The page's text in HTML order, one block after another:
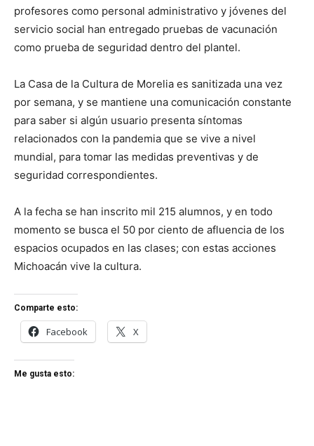
profesores como personal administrativo y jóvenes del
servicio social han entregado pruebas de vacunación
como prueba de seguridad dentro del plantel.
La Casa de la Cultura de Morelia es sanitizada una vez
por semana, y se mantiene una comunicación constante
para saber si algún usuario presenta síntomas
relacionados con la pandemia que se vive a nivel
mundial, para tomar las medidas preventivas y de
seguridad correspondientes.
A la fecha se han inscrito mil 215 alumnos, y en todo
momento se busca el 50 por ciento de afluencia de los
espacios ocupados en las clases; con estas acciones
Michoacán vive la cultura.
Comparte esto:
Facebook X
Me gusta esto: